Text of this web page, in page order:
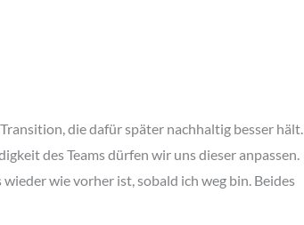
die dafür später nachhaltig besser hält.
des Teams dürfen wir uns dieser anpassen.
wie vorher ist, sobald ich weg bin. Beides